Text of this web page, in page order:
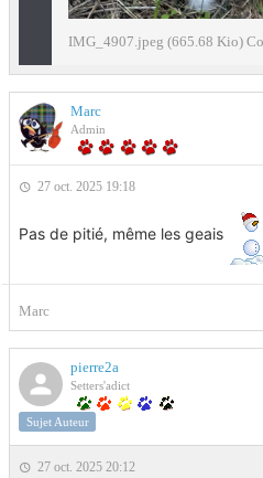
IMG_4907.jpeg (665.68 Kio)
Marc
Admin
27 oct. 2025 19:18
Pas de pitié, même les geais
Marc
pierre2a
Setters'adict
Sujet Auteur
27 oct. 2025 20:12